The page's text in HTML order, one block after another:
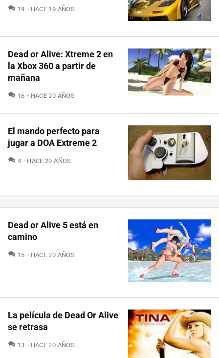
19 COMENTARIOS
HACE 19 AÑOS
Dead or Alive: Xtreme 2 en
la Xbox 360 a partir de
mañana
16 COMENTARIOS
HACE 20 AÑOS
El mando perfecto para
jugar a DOA Extreme 2
4 COMENTARIOS
HACE 20 AÑOS
Dead or Alive 5 está en
camino
15 COMENTARIOS
HACE 20 AÑOS
La película de Dead Or Alive
se retrasa
13 COMENTARIOS
HACE 20 AÑOS